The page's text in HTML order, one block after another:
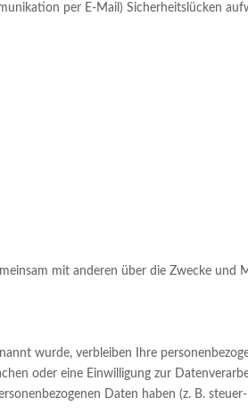
per E-Mail) Sicherheitslücken
mit anderen über die Zwecke und
wurde, verbleiben Ihre
oder eine Einwilligung zur
Daten haben (z. B.